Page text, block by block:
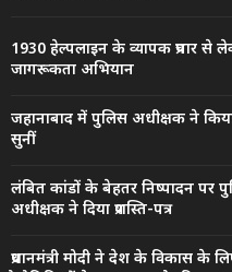
1930 हेल्पलाइन के व्यापक प्रचार
जागरूकता अभियान
जहानाबाद में पुलिस अधीक्षक ने
सुनीं
लंबित कांडों के बेहतर निष्पादन पर
अधीक्षक ने दिया प्रशस्ति-पत्र
प्रधानमंत्री मोदी ने देश के विकास